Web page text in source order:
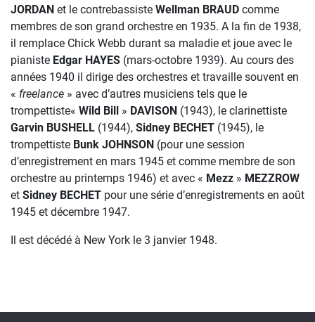
JORDAN et le contrebassiste Wellman BRAUD comme
membres de son grand orchestre en 1935. A la fin de 1938,
il remplace Chick Webb durant sa maladie et joue avec le
pianiste Edgar HAYES (mars-octobre 1939). Au cours des
années 1940 il dirige des orchestres et travaille souvent en
« freelance » avec d’autres musiciens tels que le
trompettiste« Wild Bill » DAVISON (1943), le clarinettiste
Garvin BUSHELL (1944), Sidney BECHET (1945), le
trompettiste Bunk JOHNSON (pour une session
d’enregistrement en mars 1945 et comme membre de son
orchestre au printemps 1946) et avec « Mezz » MEZZROW
et Sidney BECHET pour une série d’enregistrements en août
1945 et décembre 1947.
Il est décédé à New York le 3 janvier 1948.